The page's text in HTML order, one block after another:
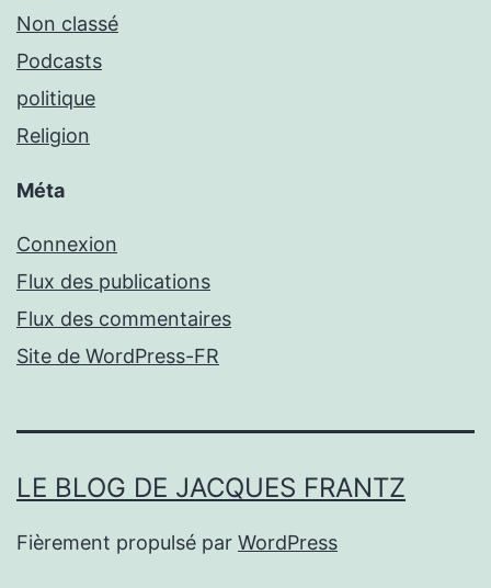
Non classé
Podcasts
politique
Religion
Méta
Connexion
Flux des publications
Flux des commentaires
Site de WordPress-FR
LE BLOG DE JACQUES FRANTZ
Fièrement propulsé par WordPress